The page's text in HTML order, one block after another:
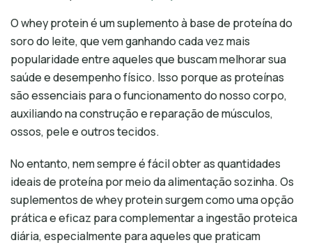
O whey protein é um suplemento à base de proteína do
soro do leite, que vem ganhando cada vez mais
popularidade entre aqueles que buscam melhorar sua
saúde e desempenho físico. Isso porque as proteínas
são essenciais para o funcionamento do nosso corpo,
auxiliando na construção e reparação de músculos,
ossos, pele e outros tecidos.
No entanto, nem sempre é fácil obter as quantidades
ideais de proteína por meio da alimentação sozinha. Os
suplementos de whey protein surgem como uma opção
prática e eficaz para complementar a ingestão proteica
diária, especialmente para aqueles que praticam